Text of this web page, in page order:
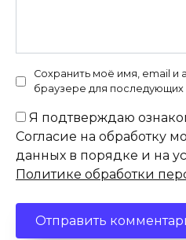
Сохранить моё имя, email и
браузере для
Я подтверждаю
Согласие на обработку
данных в порядке и на
Политике обработки